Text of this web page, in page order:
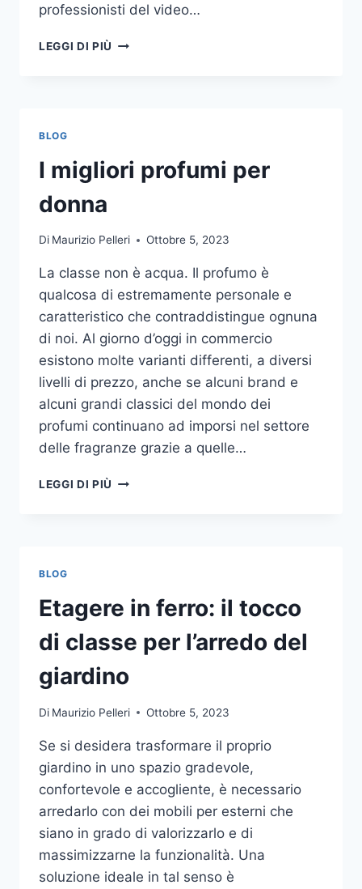
professionisti del video…
LEGGI DI PIÙ
VIDEO
BLOG
I migliori profumi per
donna
Di Maurizio Pelleri Ottobre 5, 2023
La classe non è acqua. Il profumo è
qualcosa di estremamente personale e
caratteristico che contraddistingue ognuna
di noi. Al giorno d’oggi in commercio
esistono molte varianti differenti, a diversi
livelli di prezzo, anche se alcuni brand e
alcuni grandi classici del mondo dei
profumi continuano ad imporsi nel settore
delle fragranze grazie a quelle…
LEGGI DI PIÙ
BLOG
Etagere in ferro: il tocco
di classe per l’arredo del
giardino
Di Maurizio Pelleri Ottobre 5, 2023
Se si desidera trasformare il proprio
giardino in uno spazio gradevole,
confortevole e accogliente, è necessario
arredarlo con dei mobili per esterni che
siano in grado di valorizzarlo e di
massimizzarne la funzionalità. Una
soluzione ideale in tal senso è